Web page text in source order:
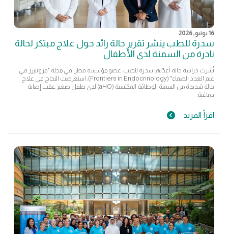
16 يونيو, 2026
سدرة للطب ينشر تقرير حالة رائد حول علاج مبتكر لحالة
نادرة من السمنة لدى الأطفال
نُشرت دراسة حالة أعدّتها سدرة للطب، عضو مؤسسة قطر، في مجلة "فرونتيرز في
علم الغدد الصماء" (Frontiers in Endocrinology)، استعرضت النجاح في علاج
حالة شديدة من السمنة الوطائية المكتسبة (aHO) لدى طفل صغير عقب إصابة
دماغية.
اقرأ المزيد